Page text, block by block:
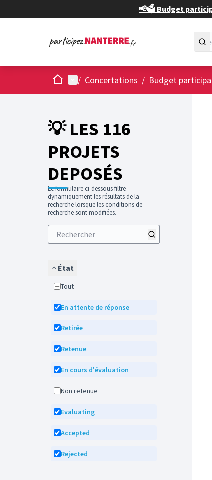
📢🗳️ Budget
AccueilMenu principal
/ Concertations / Budget
💡 LES 116
PROJETS
DEPOSÉS
Le formulaire ci-dessous filtre
dynamiquement les résultats de la
recherche lorsque les conditions de
recherche sont modifiées.
État
Tout
En attente de réponse
Retirée
Retenue
En cours d'évaluation
Non retenue
Evaluating
Accepted
Rejected